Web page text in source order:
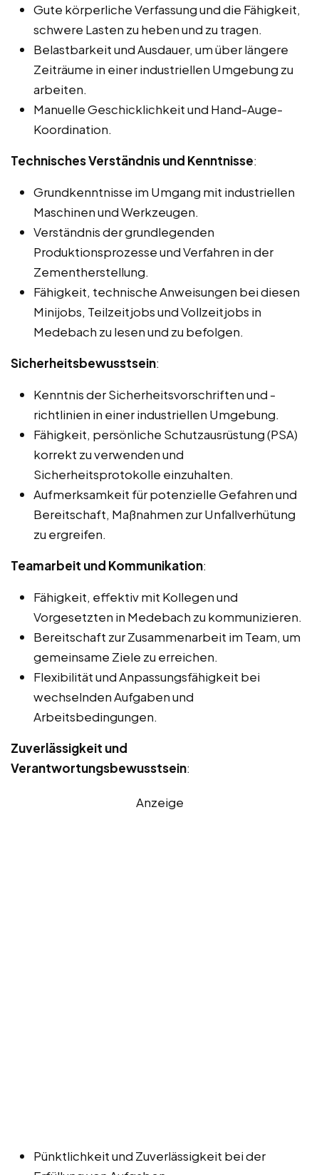
Gute körperliche Verfassung und die Fähigkeit,
schwere Lasten zu heben und zu tragen.
Belastbarkeit und Ausdauer, um über längere
Zeiträume in einer industriellen Umgebung zu
arbeiten.
Manuelle Geschicklichkeit und Hand-Auge-
Koordination.
Technisches Verständnis und Kenntnisse:
Grundkenntnisse im Umgang mit industriellen
Maschinen und Werkzeugen.
Verständnis der grundlegenden
Produktionsprozesse und Verfahren in der
Zementherstellung.
Fähigkeit, technische Anweisungen bei diesen
Minijobs, Teilzeitjobs und Vollzeitjobs in
Medebach zu lesen und zu befolgen.
Sicherheitsbewusstsein:
Kenntnis der Sicherheitsvorschriften und -
richtlinien in einer industriellen Umgebung.
Fähigkeit, persönliche Schutzausrüstung (PSA)
korrekt zu verwenden und
Sicherheitsprotokolle einzuhalten.
Aufmerksamkeit für potenzielle Gefahren und
Bereitschaft, Maßnahmen zur Unfallverhütung
zu ergreifen.
Teamarbeit und Kommunikation:
Fähigkeit, effektiv mit Kollegen und
Vorgesetzten in Medebach zu kommunizieren.
Bereitschaft zur Zusammenarbeit im Team, um
gemeinsame Ziele zu erreichen.
Flexibilität und Anpassungsfähigkeit bei
wechselnden Aufgaben und
Arbeitsbedingungen.
Zuverlässigkeit und
Verantwortungsbewusstsein:
Anzeige
Pünktlichkeit und Zuverlässigkeit bei der